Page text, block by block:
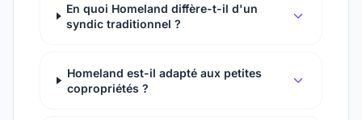
En quoi Homeland diffère-t-il d'un
syndic traditionnel ?
Homeland est-il adapté aux petites
copropriétés ?